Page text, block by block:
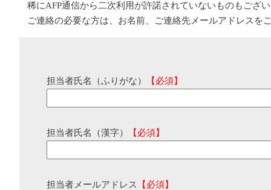
稀にAFP通信から二次利用が許諾されていないものもござ
ご連絡の必要な方は、お名前、ご連絡先メールアドレスを
担当者氏名（ふりがな） 【必須】
担当者氏名（漢字） 【必須】
担当者メールアドレス 【必須】